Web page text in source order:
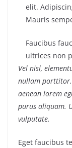
elit.
Mauris
Faucibus
ultrices non
Vel nisl,
nullam porttitor.
aenean lorem
purus aliquam.
vulputate.
Eget faucibus